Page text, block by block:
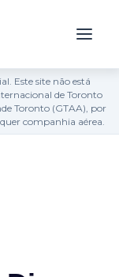
Este site não está
de Toronto
Toronto (GTAA), por
companhia aérea.